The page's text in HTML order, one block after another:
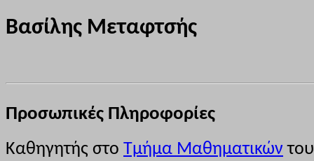
Βασίλης Μεταφτσής
Προσωπικές Πληροφορίες
Καθηγητής στο Τμήμα Μαθηματικών